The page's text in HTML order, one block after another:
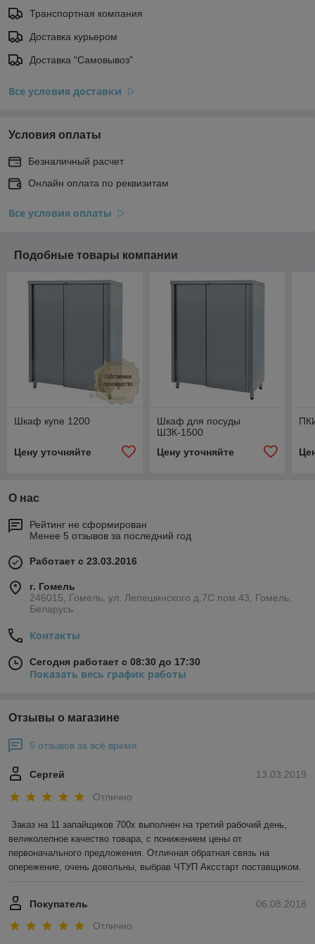
Транспортная компания
Доставка курьером
Доставка "Самовывоз"
Все условия доставки
Условия оплаты
Безналичный расчет
Онлайн оплата по реквизитам
Все условия оплаты
Подобные товары компании
Шкаф купе 1200
Цену уточняйте
Шкаф для посуды
ШЗК-1500
Цену уточняйте
О нас
Рейтинг не сформирован
Менее 5 отзывов за последний год
Работает с 23.03.2016
г. Гомель
246015, Гомель, ул. Лепешинского д.7С пом.43, Гомель,
Беларусь
Контакты
Сегодня работает с 08:30 до 17:30
Показать весь график работы
Отзывы о магазине
5 отзывов за всё время
13.03.2019
Сергей
Отлично
Заказ на 11 запайщиков 700х выполнен на третий рабочий день,
великолепное качество товара, с понижением цены от
первоначального предложения. Отличная обратная связь на
опережение, очень довольны, выбрав ЧТУП Аксстарт поставщиком.
06.08.2018
Покупатель
Отлично